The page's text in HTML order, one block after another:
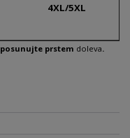
4XL/5XL
posunujte prstem doleva